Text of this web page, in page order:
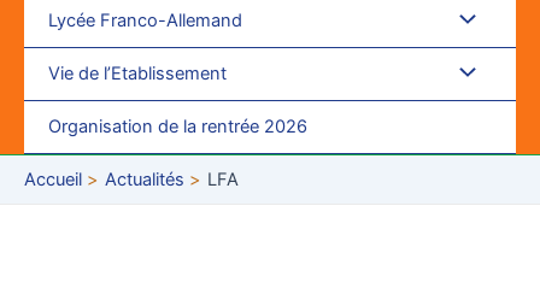
Lycée Franco-Allemand
Vie de l’Etablissement
Organisation de la rentrée 2026
Accueil Actualités LFA